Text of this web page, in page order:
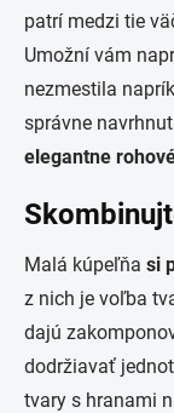
patrí medzi tie
Umožní vám
nezmestila
správne
elegantne
Malá kúpeľňa si
z nich je voľba
dajú
dodržiavať
tvary s hranami